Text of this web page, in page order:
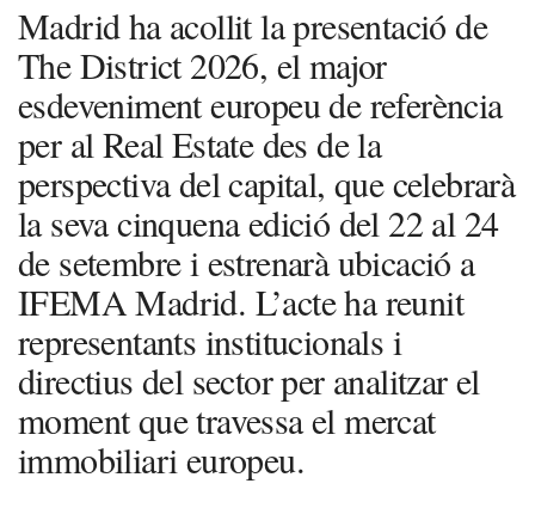
Madrid ha acollit la presentació de
The District 2026, el major
esdeveniment europeu de referència
per al Real Estate des de la
perspectiva del capital, que celebrarà
la seva cinquena edició del 22 al 24
de setembre i estrenarà ubicació a
IFEMA Madrid. L’acte ha reunit
representants institucionals i
directius del sector per analitzar el
moment que travessa el mercat
immobiliari europeu.